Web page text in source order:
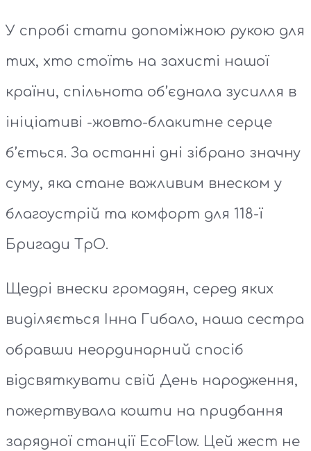
У спробі стати допоміжною рукою для
тих, хто стоїть на захисті нашої
країни, спільнота об’єднала зусилля в
ініціативі -жовто-блакитне серце
б’ється. За останні дні зібрано значну
суму, яка стане важливим внеском у
благоустрій та комфорт для 118-ї
Бригади ТрО.
Щедрі внески громадян, серед яких
виділяється Інна Гибало, наша сестра
обравши неординарний спосіб
відсвяткувати свій День народження,
пожертвувала кошти на придбання
зарядної станції EcoFlow. Цей жест не